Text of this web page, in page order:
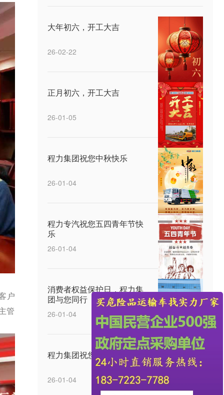
户
管
大年初六，开工大吉
26-02-22
正月初六，开工大吉
26-01-05
程力集团祝您中秋快乐
26-01-04
程力专汽祝您五四青年节快
乐
26-01-04
消费者权益保护日，程力集
团与您同行
26-01-04
程力集团祝您元宵节快乐
26-01-04